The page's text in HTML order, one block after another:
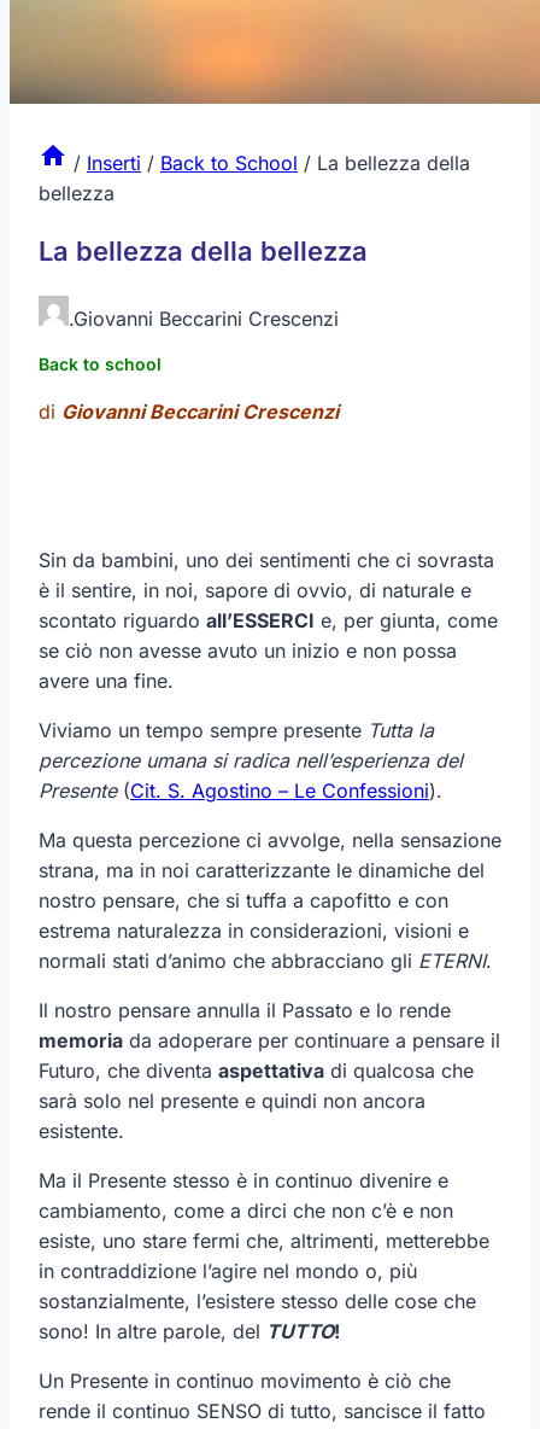
/ Inserti / Back to School / La bellezza della
bellezza
La bellezza della bellezza
.Giovanni Beccarini Crescenzi
Back to school
di Giovanni Beccarini Crescenzi
Sin da bambini, uno dei sentimenti che ci sovrasta
è il sentire, in noi, sapore di ovvio, di naturale e
scontato riguardo all’ESSERCI e, per giunta, come
se ciò non avesse avuto un inizio e non possa
avere una fine.
Viviamo un tempo sempre presente Tutta la
percezione umana si radica nell’esperienza del
Presente(Cit. S. Agostino – Le Confessioni).
Ma questa percezione ci avvolge, nella sensazione
strana, ma in noi caratterizzante le dinamiche del
nostro pensare, che si tuffa a capofitto e con
estrema naturalezza in considerazioni, visioni e
normali stati d’animo che abbracciano gli ETERNI.
Il nostro pensare annulla il Passato e lo rende
memoria da adoperare per continuare a pensare il
Futuro, che diventa aspettativa di qualcosa che
sarà solo nel presente e quindi non ancora
esistente.
Ma il Presente stesso è in continuo divenire e
cambiamento, come a dirci che non c’è e non
esiste, uno stare fermi che, altrimenti, metterebbe
in contraddizione l’agire nel mondo o, più
sostanzialmente, l’esistere stesso delle cose che
sono! In altre parole, del TUTTO!
Un Presente in continuo movimento è ciò che
rende il continuo SENSO di tutto, sancisce il fatto